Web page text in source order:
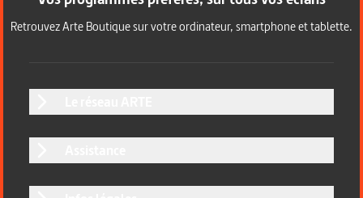
Retrouvez Arte Boutique sur votre ordinateur, smartphone et tablette.